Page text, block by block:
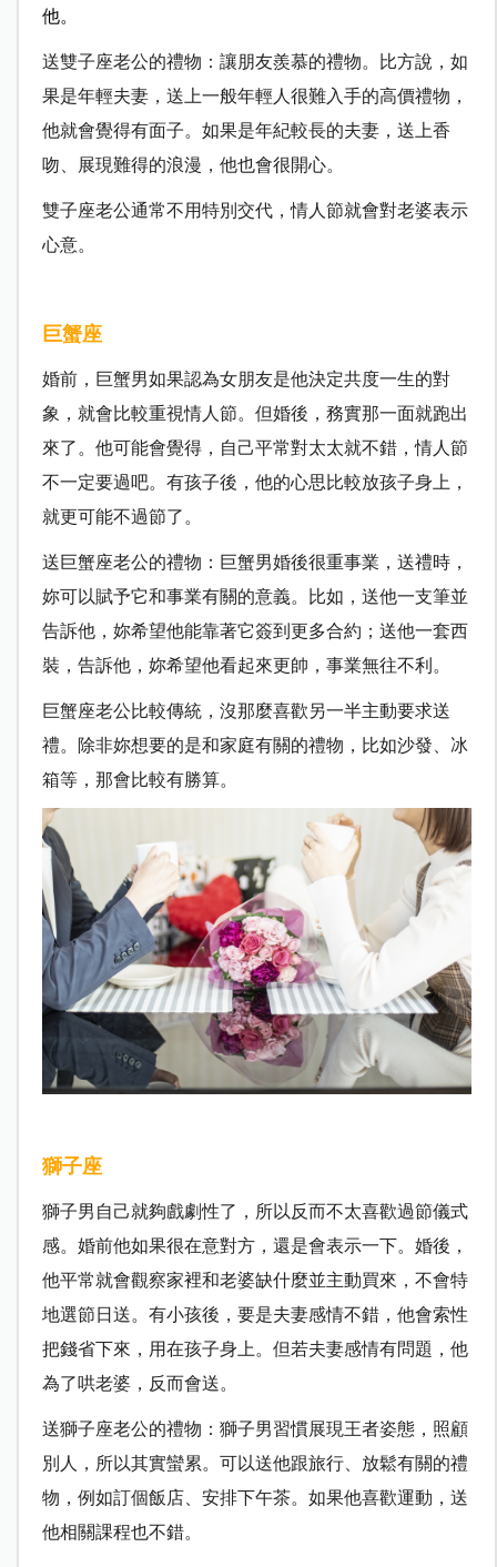
他。
送雙子座老公的禮物：讓朋友羨慕的禮物。比方說，如
果是年輕夫妻，送上一般年輕人很難入手的高價禮物，
他就會覺得有面子。如果是年紀較長的夫妻，送上香
吻、展現難得的浪漫，他也會很開心。
雙子座老公通常不用特別交代，情人節就會對老婆表示
心意。
巨蟹座
婚前，巨蟹男如果認為女朋友是他決定共度一生的對
象，就會比較重視情人節。但婚後，務實那一面就跑出
來了。他可能會覺得，自己平常對太太就不錯，情人節
不一定要過吧。有孩子後，他的心思比較放孩子身上，
就更可能不過節了。
送巨蟹座老公的禮物：巨蟹男婚後很重事業，送禮時，
妳可以賦予它和事業有關的意義。比如，送他一支筆並
告訴他，妳希望他能靠著它簽到更多合約；送他一套西
裝，告訴他，妳希望他看起來更帥，事業無往不利。
巨蟹座老公比較傳統，沒那麼喜歡另一半主動要求送
禮。除非妳想要的是和家庭有關的禮物，比如沙發、冰
箱等，那會比較有勝算。
獅子座
獅子男自己就夠戲劇性了，所以反而不太喜歡過節儀式
感。婚前他如果很在意對方，還是會表示一下。婚後，
他平常就會觀察家裡和老婆缺什麼並主動買來，不會特
地選節日送。有小孩後，要是夫妻感情不錯，他會索性
把錢省下來，用在孩子身上。但若夫妻感情有問題，他
為了哄老婆，反而會送。
送獅子座老公的禮物：獅子男習慣展現王者姿態，照顧
別人，所以其實蠻累。可以送他跟旅行、放鬆有關的禮
物，例如訂個飯店、安排下午茶。如果他喜歡運動，送
他相關課程也不錯。